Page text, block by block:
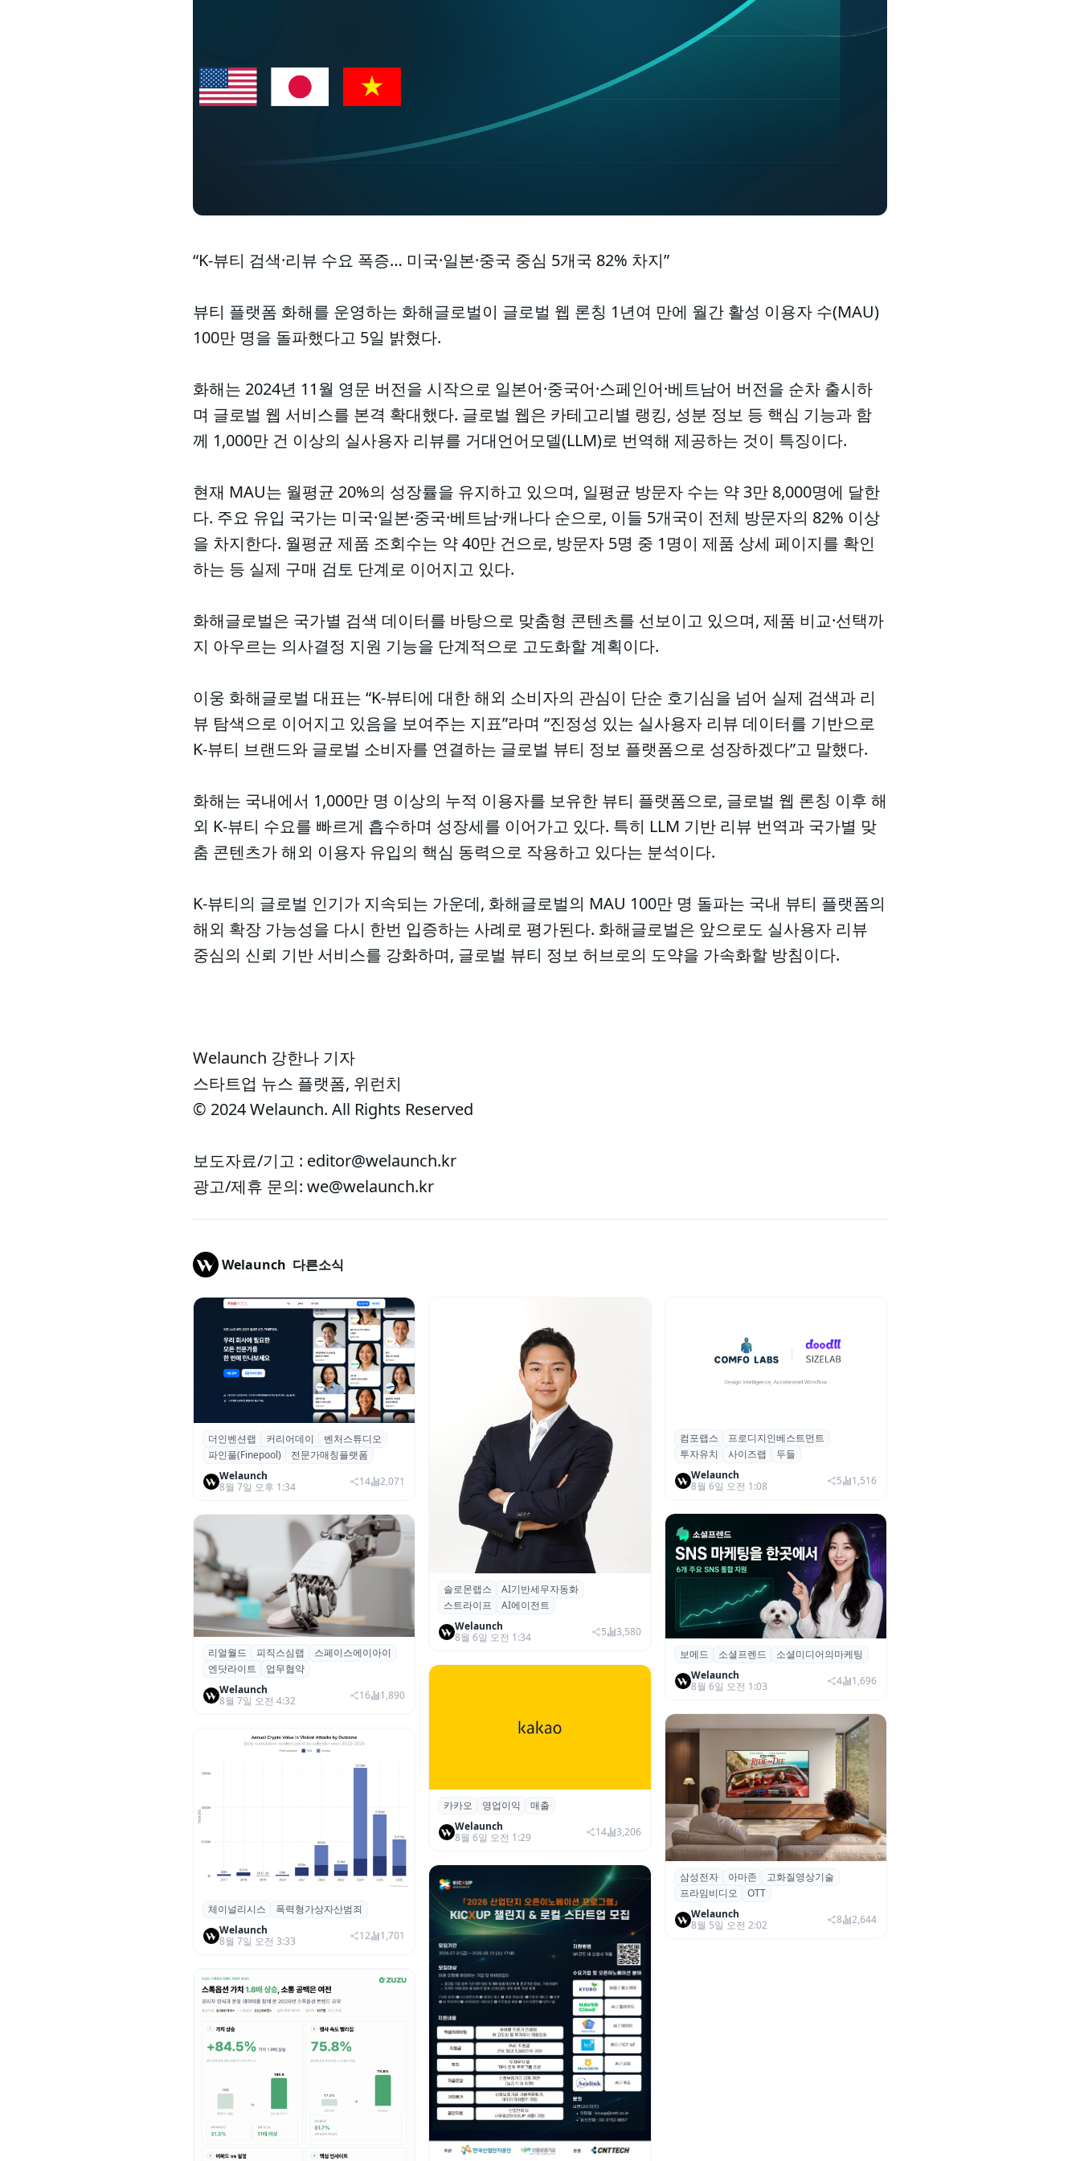
“K-뷰티 검색·리뷰 수요 폭증… 미국·일본·중국 중심 5개국 82% 차지”
뷰티 플랫폼 화해를 운영하는 화해글로벌이 글로벌 웹 론칭 1년여 만에 월간 활성 이용자 수(MAU)
100만 명을 돌파했다고 5일 밝혔다.
화해는 2024년 11월 영문 버전을 시작으로 일본어·중국어·스페인어·베트남어 버전을 순차 출시하
며 글로벌 웹 서비스를 본격 확대했다. 글로벌 웹은 카테고리별 랭킹, 성분 정보 등 핵심 기능과 함
께 1,000만 건 이상의 실사용자 리뷰를 거대언어모델(LLM)로 번역해 제공하는 것이 특징이다.
현재 MAU는 월평균 20%의 성장률을 유지하고 있으며, 일평균 방문자 수는 약 3만 8,000명에 달한
다. 주요 유입 국가는 미국·일본·중국·베트남·캐나다 순으로, 이들 5개국이 전체 방문자의 82% 이상
을 차지한다. 월평균 제품 조회수는 약 40만 건으로, 방문자 5명 중 1명이 제품 상세 페이지를 확인
하는 등 실제 구매 검토 단계로 이어지고 있다.
화해글로벌은 국가별 검색 데이터를 바탕으로 맞춤형 콘텐츠를 선보이고 있으며, 제품 비교·선택까
지 아우르는 의사결정 지원 기능을 단계적으로 고도화할 계획이다.
이웅 화해글로벌 대표는 “K-뷰티에 대한 해외 소비자의 관심이 단순 호기심을 넘어 실제 검색과 리
뷰 탐색으로 이어지고 있음을 보여주는 지표”라며 “진정성 있는 실사용자 리뷰 데이터를 기반으로
K-뷰티 브랜드와 글로벌 소비자를 연결하는 글로벌 뷰티 정보 플랫폼으로 성장하겠다”고 말했다.
화해는 국내에서 1,000만 명 이상의 누적 이용자를 보유한 뷰티 플랫폼으로, 글로벌 웹 론칭 이후 해
외 K-뷰티 수요를 빠르게 흡수하며 성장세를 이어가고 있다. 특히 LLM 기반 리뷰 번역과 국가별 맞
춤 콘텐츠가 해외 이용자 유입의 핵심 동력으로 작용하고 있다는 분석이다.
K-뷰티의 글로벌 인기가 지속되는 가운데, 화해글로벌의 MAU 100만 명 돌파는 국내 뷰티 플랫폼의
해외 확장 가능성을 다시 한번 입증하는 사례로 평가된다. 화해글로벌은 앞으로도 실사용자 리뷰
중심의 신뢰 기반 서비스를 강화하며, 글로벌 뷰티 정보 허브로의 도약을 가속화할 방침이다.
Welaunch 강한나 기자
스타트업 뉴스 플랫폼, 위런치
© 2024 Welaunch. All Rights Reserved
보도자료/기고 : editor@welaunch.kr
광고/제휴 문의: we@welaunch.kr
Welaunch 다른소식
더인벤션랩·커리어데이, 스타트업 전문
가 매칭 플랫폼 ‘파인풀’ 출시
더인벤션랩 커리어데이
벤처스튜디오
파인풀(Finepool)
전문가매칭플랫폼
Welaunch
8월 7일 오후 1:34
14 2,071
리얼월드, 로봇테크 스타트업 3곳과 손
잡고 휴머노이드 표준 만든다
리얼월드 피직스심랩
스페이스에이아이
엔닷라이트
업무협약
Welaunch
8월 7일 오전 4:32
16 1,890
체이널리시스 “가상자산 보유자 대상 폭
력 범죄 증가…상반기 탈취액 3000만 달
러 돌파
체이널리시스
폭력형가상자산범죄
Welaunch
8월 7일 오전 3:33
12 1,701
솔로몬랩스, 스트라이프 출신 이창헌 영
입…절세 전략 AI 에이전트 개발 본격화
솔로몬랩스
AI기반세무자동화
스트라이프
AI에이전트
Welaunch
8월 6일 오전 1:34
5 3,580
카카오, 2026년 2분기 매출 2조985억·영
업이익 2770억…역대 분기 최대
카카오 영업이익
매출
Welaunch
8월 6일 오전 1:29
14 3,206
컴포랩스, 프로디지인베스트먼트로부터
시드 투자 유치
컴포랩스
프로디지인베스트먼트
투자유치
사이즈랩
두들
Welaunch
8월 6일 오전 1:08
5 1,516
보메드 ‘소셜프렌드’, 유튜브·인스타 등 6
개 SNS 마케팅 통합 지원
보메드 소셜프렌드
소셜미디어의마케팅
Welaunch
8월 6일 오전 1:03
4 1,696
삼성전자·아마존, 프라임 비디오에
‘HDR10+ 어드밴스드’ 적용
삼성전자 아마존
고화질영상기술
프라임비디오
OTT
Welaunch
8월 5일 오전 2:02
8 2,644